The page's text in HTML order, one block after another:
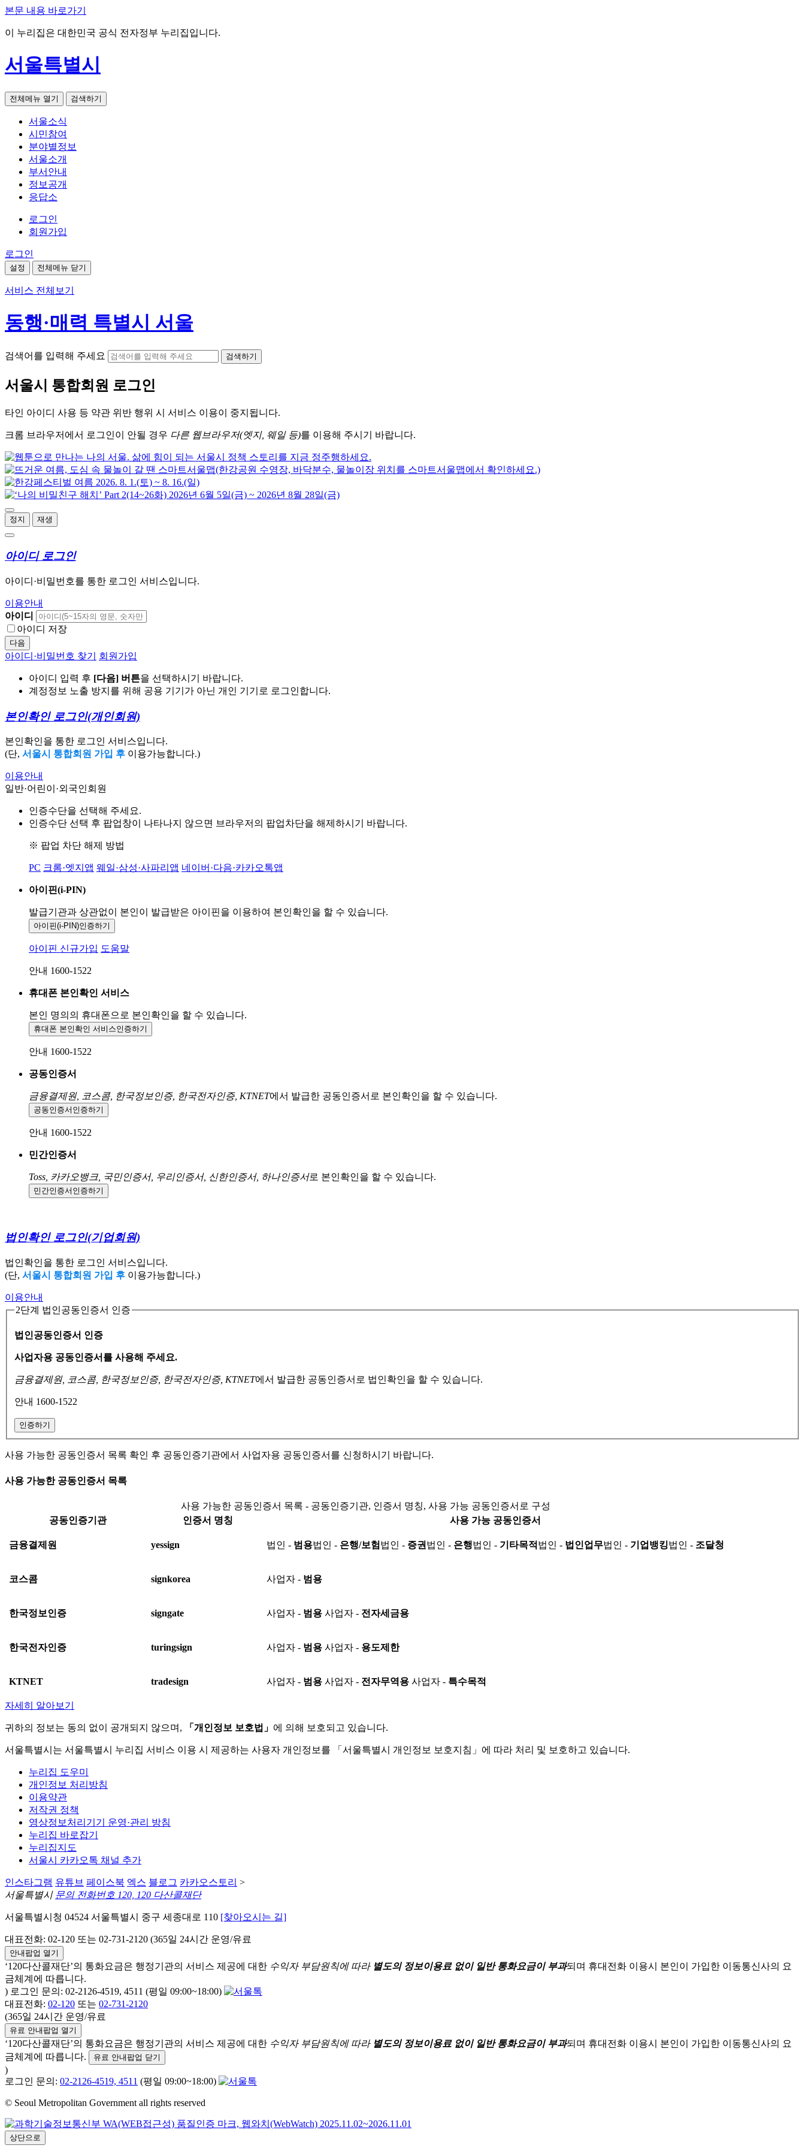
본문 내용 바로가기
이 누리집은 대한민국 공식 전자정부 누리집입니다.
서울특별시
전체메뉴 열기 검색하기
서울소식
시민참여
분야별정보
서울소개
부서안내
정보공개
응답소
로그인
회원가입
로그인
설정 전체메뉴 닫기
서비스 전체보기
동행·매력 특별시 서울
검색어를 입력해 주세요 검색하기
서울시 통합회원 로그인
타인 아이디 사용 등 약관 위반 행위 시 서비스 이용이 중지됩니다.
크롬 브라우저에서 로그인이 안될 경우 다른 웹브라우저(엣지, 웨일 등)를 이용해 주시기 바랍니다.
정지 재생
아이디 로그인
아이디·비밀번호를 통한 로그인 서비스입니다.
이용안내
아이디
아이디 저장
다음
아이디·비밀번호 찾기 회원가입
아이디 입력 후 [다음] 버튼을 선택하시기 바랍니다.
계정정보 노출 방지를 위해 공용 기기가 아닌 개인 기기로 로그인합니다.
본인확인 로그인(개인회원)
본인확인을 통한 로그인 서비스입니다.
(단, 서울시 통합회원 가입 후 이용가능합니다.)
이용안내
일반·어린이·외국인회원
인증수단을 선택해 주세요.
인증수단 선택 후 팝업창이 나타나지 않으면 브라우저의 팝업차단을 해제하시기 바랍니다.
※ 팝업 차단 해제 방법
PC 크롬·엣지앱 웨일·삼성·사파리앱 네이버·다음·카카오톡앱
아이핀(i-PIN)
발급기관과 상관없이 본인이 발급받은 아이핀을 이용하여 본인확인을 할 수 있습니다.
아이핀(i-PIN)인증하기
아이핀 신규가입 도움말
안내 1600-1522
휴대폰 본인확인 서비스
본인 명의의 휴대폰으로 본인확인을 할 수 있습니다.
휴대폰 본인확인 서비스인증하기
안내 1600-1522
공동인증서
금융결제원, 코스콤, 한국정보인증, 한국전자인증, KTNET에서 발급한 공동인증서로 본인확인을 할 수 있습니다.
공동인증서 인증하기
안내 1600-1522
민간인증서
Toss, 카카오뱅크, 국민인증서, 우리인증서, 신한인증서, 하나인증서로 본인확인을 할 수 있습니다.
민간인증서 인증하기
법인확인 로그인(기업회원)
법인확인을 통한 로그인 서비스입니다.
(단, 서울시 통합회원 가입 후 이용가능합니다.)
이용안내
2단계 법인공동인증서 인증
법인공동인증서 인증
사업자용 공동인증서를 사용해 주세요.
금융결제원, 코스콤, 한국정보인증, 한국전자인증, KTNET에서 발급한 공동인증서로 법인확인을 할 수 있습니다.
안내 1600-1522
인증하기
사용 가능한 공동인증서 목록 확인 후 공동인증기관에서 사업자용 공동인증서를 신청하시기 바랍니다.
사용 가능한 공동인증서 목록
사용 가능한 공동인증서 목록 - 공동인증기관, 인증서 명칭, 사용 가능 공동인증서로 구성
공동인증기관
인증서 명칭 사용 가능 공동인증서
금융결제원 yessign 법인 - 범용법인 - 은행/보험 법인 - 증권 법인 - 은행법인 - 기타목적 법인 - 법인업무법인 - 기업뱅킹법인 - 조달청
코스콤 signkorea 사업자 - 범용
한국정보인증 signgate 사업자 - 범용 사업자 - 전자세금용
한국전자인증 turingsign 사업자 - 범용 사업자 - 용도제한
KTNET tradesign 사업자 - 범용 사업자 - 전자무역용 사업자 - 특수목적
자세히 알아보기
귀하의 정보는 동의 없이 공개되지 않으며, 「개인정보 보호법」 에 의해 보호되고 있습니다.
서울특별시는 서울특별시 누리집 서비스 이용 시 제공하는 사용자 개인정보를 「서울특별시 개인정보 보호지침」에 따라 처리 및 보호하고 있습니다.
누리집 도우미
개인정보 처리방침
이용약관
저작권 정책
영상정보처리기기 운영·관리 방침
누리집 바로잡기
누리집지도
서울시 카카오톡 채널 추가
인스타그램 유튜브 페이스북 엑스 블로그 카카오스토리 >
서울특별시 문의 전화번호 120, 120 다산콜재단
서울특별시청 04524 서울특별시 중구 세종대로 110 [찾아오시는 길]
대표전화: 02-120 또는 02-731-2120 (365일 24시간 운영/유료
안내팝업 열기
‘120다산콜재단’의 통화요금은 행정기관의 서비스 제공에 대한 수익자 부담원칙에 따라 별도의 정보이용료 없이 일반 통화요금이 부과되며 휴대전화 이용시 본인이 가입한 이동통신사의 요
금체계에 따릅니다.
) 로그인 문의: 02-2126-4519, 4511 (평일 09:00~18:00)
대표전화: 02-120 또는 02-731-2120
(365일 24시간 운영/유료
유료 안내팝업 열기
‘120다산콜재단’의 통화요금은 행정기관의 서비스 제공에 대한 수익자 부담원칙에 따라 별도의 정보이용료 없이 일반 통화요금이 부과되며 휴대전화 이용시 본인이 가입한 이동통신사의 요
금체계에 따릅니다.
유료 안내팝업 닫기
)
로그인 문의: 02-2126-4519, 4511 (평일 09:00~18:00)
© Seoul Metropolitan Government all rights reserved
상단으로